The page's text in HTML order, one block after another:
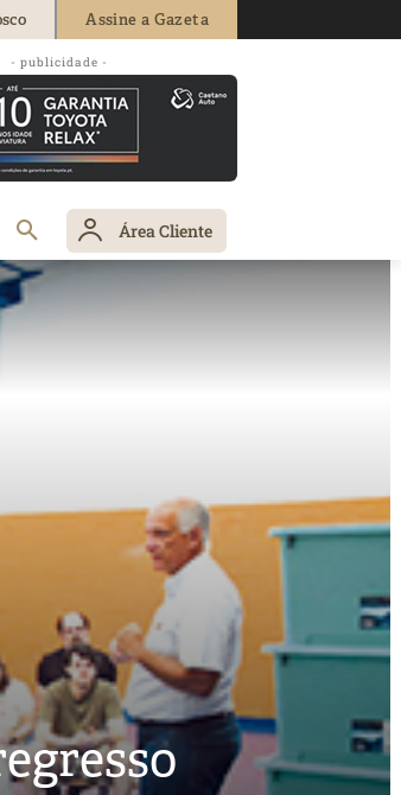
Assine a Gazeta
- publicidade -
Área Cliente